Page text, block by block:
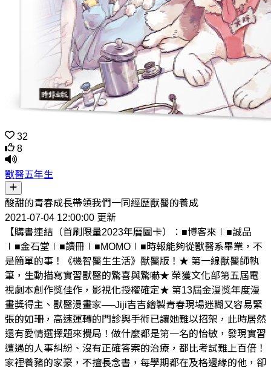
32
8
獸醫五年生
酸甜的青春成長帶領我們一同經歷獸醫的養成
2021-07-04 12:00:00 更新
【購書連結（首刷限量2023年曆圖卡）：■博客來∣■誠品
∣■金石堂∣■讀冊∣■MOMO∣■時報能夠從獸醫系畢業，不
是簡單的事！《機智醫生生活》獸醫版！★ 第一線獸醫師執
筆，生動描寫實習獸醫的驚喜與驚嚇★ 榮獲文化部第五屆電
視劇本創作獎佳作，影視化授權確定★ 第13屆金漫獎年度漫
畫獎得主、獸醫漫畫家──Jiji吉吉繪製青春現場迷糊又容易緊
張的如珊，高速運轉的門診與手術已讓她難以招架，此時居然
還有愛情選擇題來攪局！做什麼都是第一名的怡敏，發現實習
遭遇的人事糾紛、沒有正確答案的治療，都比考試難上百倍！
家裡養豬的家豪，不擅長念書，每學期都在及格邊緣的他，卻